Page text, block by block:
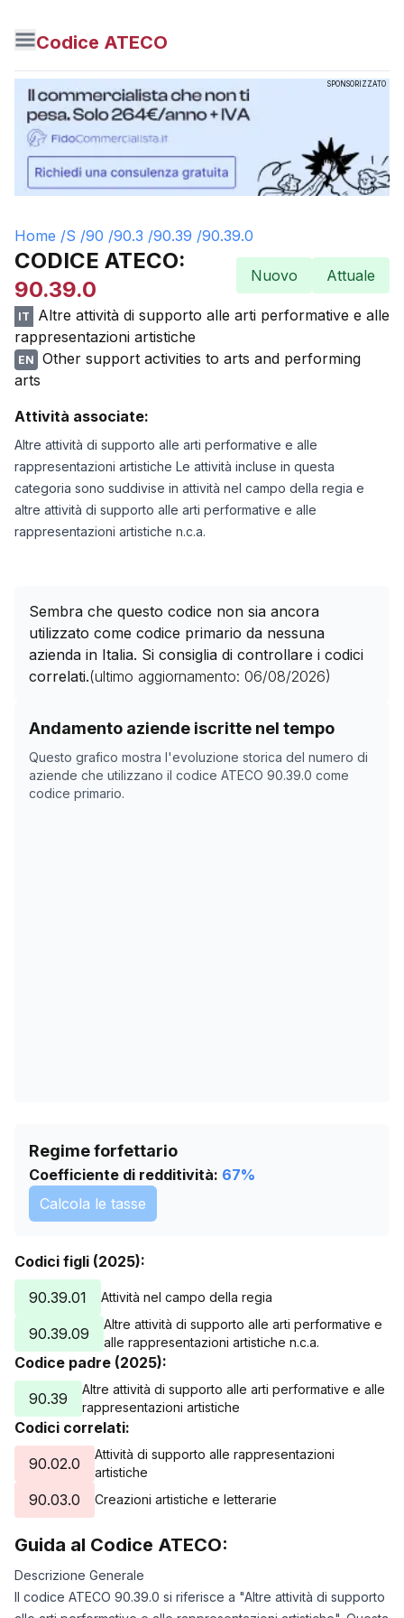
Codice ATECO
SPONSORIZZATO
Home /S /90 /90.3 /90.39 /90.39.0
CODICE ATECO:
90.39.0
Nuovo Attuale
IT
Altre attività di supporto alle arti performative e alle
rappresentazioni artistiche
EN
Other support activities to arts and performing
arts
Attività associate:
Altre attività di supporto alle arti performative e alle
rappresentazioni artistiche Le attività incluse in questa
categoria sono suddivise in attività nel campo della regia e
altre attività di supporto alle arti performative e alle
rappresentazioni artistiche n.c.a.
Sembra che questo codice non sia ancora
utilizzato come codice primario da nessuna
azienda in Italia. Si consiglia di controllare i codici
correlati.(ultimo aggiornamento: 06/08/2026)
Andamento aziende iscritte nel tempo
Questo grafico mostra l'evoluzione storica del numero di
aziende che utilizzano il codice ATECO 90.39.0 come
codice primario.
Storico numero di aziende con codice ATECO
Data rilevazione
15/04/2025
0
07/11/2025
Regime forfettario
Coefficiente di redditività: 67%
Calcola le tasse
Codici figli (2025):
90.39.01
Attività nel campo della regia
90.39.09
Altre attività di supporto alle arti performative e
alle rappresentazioni artistiche n.c.a.
Codice padre (2025):
90.39
Altre attività di supporto alle arti performative e alle
rappresentazioni artistiche
Codici correlati:
90.02.0
Attività di supporto alle rappresentazioni
artistiche
90.03.0 Creazioni artistiche e letterarie
Guida al Codice ATECO:
Descrizione Generale
Il codice ATECO 90.39.0 si riferisce a "Altre attività di supporto